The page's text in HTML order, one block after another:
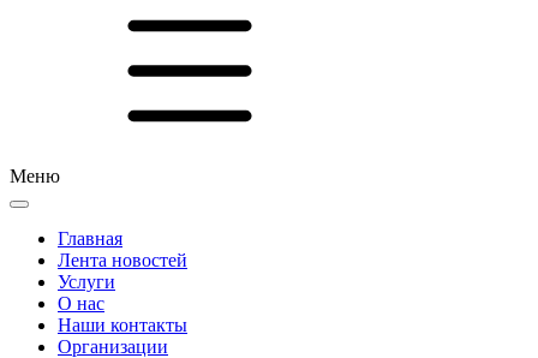
Меню
Главная
Лента новостей
Услуги
О нас
Наши контакты
Организации